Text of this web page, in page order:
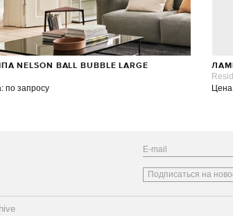
NELSON BALL BUBBLE LARGE
по запросу
Подписаться на